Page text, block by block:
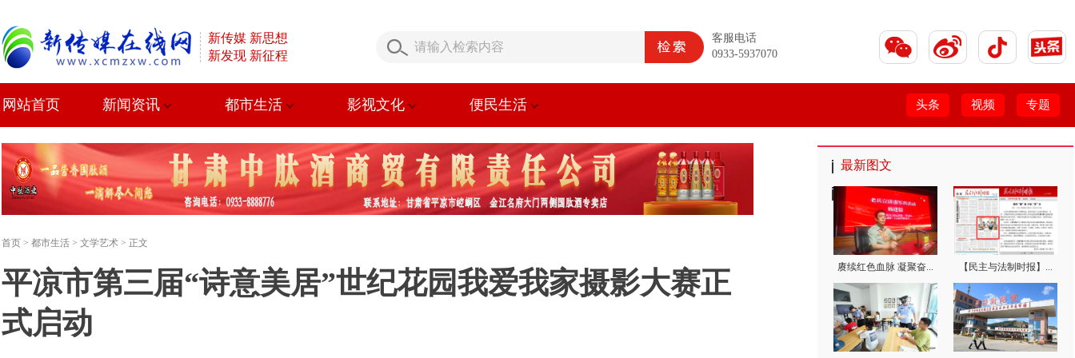
新传媒 新思想
新发现 新征程
客服电话
0933-5937070
网站首页 新闻资讯 都市生活 影视文化 便民生活 头条 视频 专题
首页 > 都市生活 > 文学艺术 > 正文
平凉市第三届“诗意美居”世纪花园我爱我家摄影大赛正
式启动
最新图文
赓续红色血脉 凝聚奋... 【民主与法制时报】...